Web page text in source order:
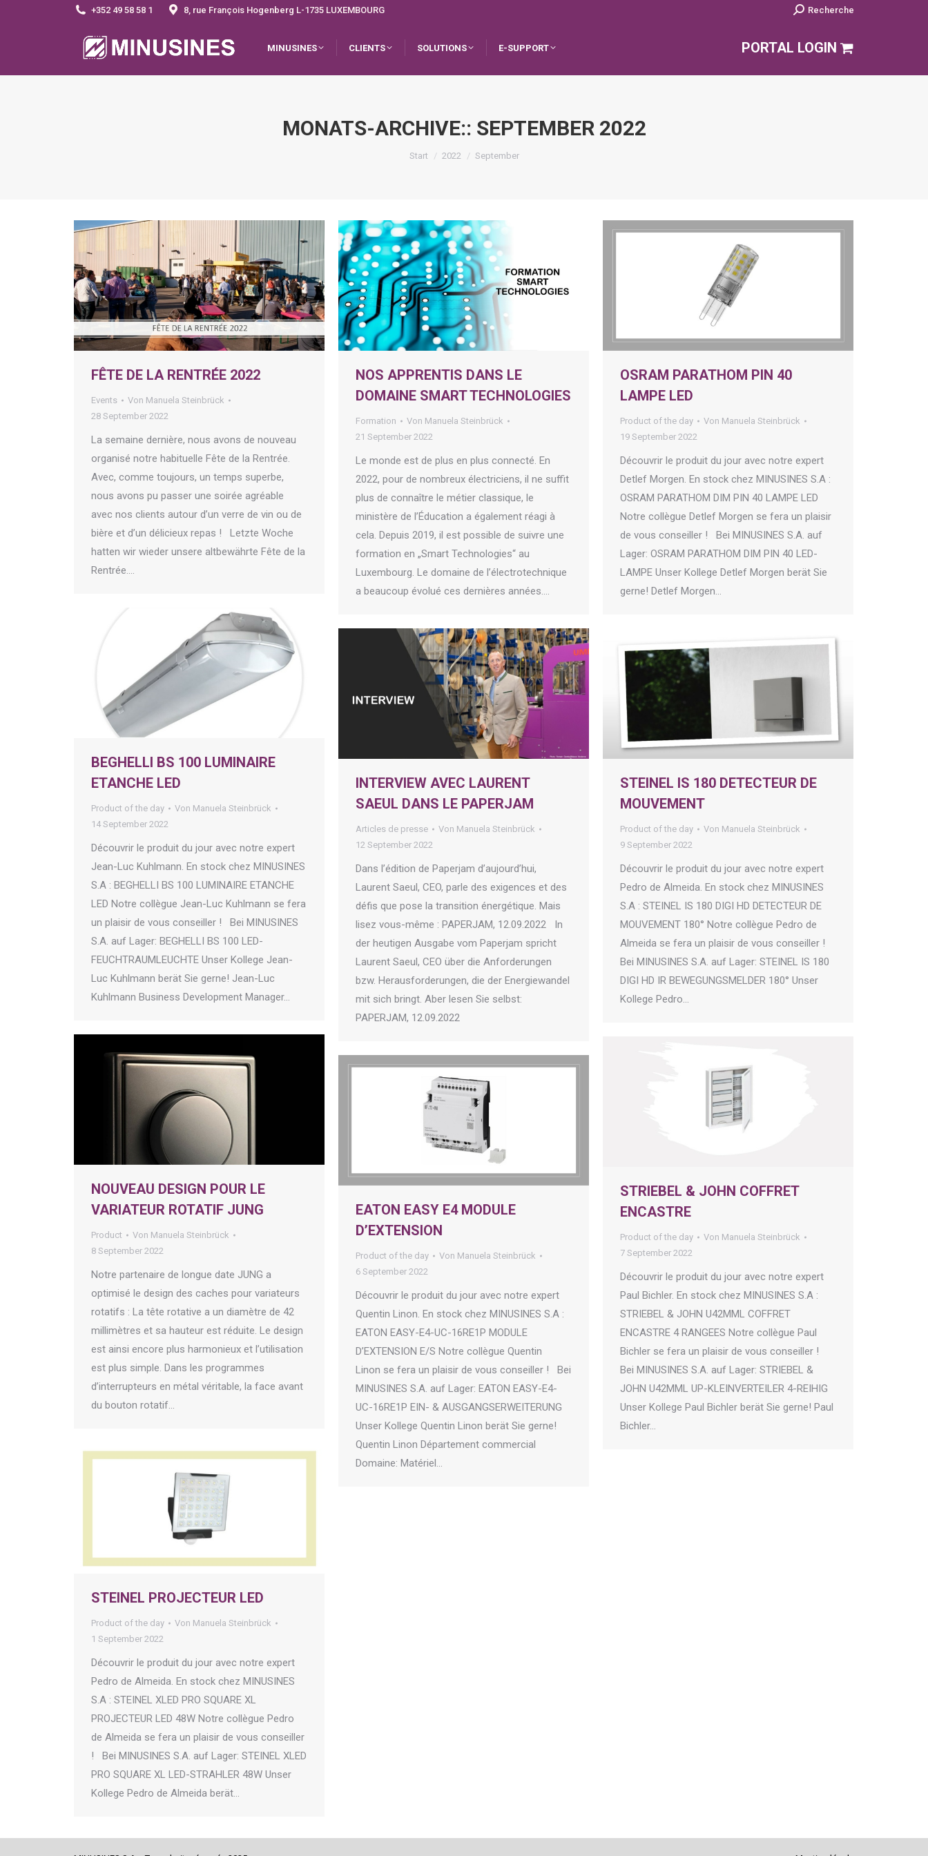
+352 49 58 58 1 8, rue François Hogenberg L-1735 LUXEMBOURG Search:Recherche
MINUSINES CLIENTS SOLUTIONS E-SUPPORT PORTAL LOGIN
MONATS-ARCHIVE:: SEPTEMBER 2022
Sie befinden sich hier:
Start 2022 September
FÊTE DE LA RENTRÉE 2022
Events Von Manuela Steinbrück
28 September 2022
La semaine dernière, nous avons de nouveau
organisé notre habituelle Fête de la Rentrée.
Avec, comme toujours, un temps superbe,
nous avons pu passer une soirée agréable
avec nos clients autour d’un verre de vin ou de
bière et d’un délicieux repas ! Letzte Woche
hatten wir wieder unsere altbewährte Fête de la
Rentrée.…
NOS APPRENTIS DANS LE
DOMAINE SMART TECHNOLOGIES
Formation Von Manuela Steinbrück
21 September 2022
Le monde est de plus en plus connecté. En
2022, pour de nombreux électriciens, il ne suffit
plus de connaître le métier classique, le
ministère de l’Éducation a également réagi à
cela. Depuis 2019, il est possible de suivre une
formation en „Smart Technologies“ au
Luxembourg. Le domaine de l’électrotechnique
a beaucoup évolué ces dernières années.…
OSRAM PARATHOM PIN 40
LAMPE LED
Product of the day Von Manuela Steinbrück
19 September 2022
Découvrir le produit du jour avec notre expert
Detlef Morgen. En stock chez MINUSINES S.A :
OSRAM PARATHOM DIM PIN 40 LAMPE LED
Notre collègue Detlef Morgen se fera un plaisir
de vous conseiller ! Bei MINUSINES S.A. auf
Lager: OSRAM PARATHOM DIM PIN 40 LED-
LAMPE Unser Kollege Detlef Morgen berät Sie
gerne! Detlef Morgen…
BEGHELLI BS 100 LUMINAIRE
ETANCHE LED
Product of the day Von Manuela Steinbrück
14 September 2022
Découvrir le produit du jour avec notre expert
Jean-Luc Kuhlmann. En stock chez MINUSINES
S.A : BEGHELLI BS 100 LUMINAIRE ETANCHE
LED Notre collègue Jean-Luc Kuhlmann se fera
un plaisir de vous conseiller ! Bei MINUSINES
S.A. auf Lager: BEGHELLI BS 100 LED-
FEUCHTRAUMLEUCHTE Unser Kollege Jean-
Luc Kuhlmann berät Sie gerne! Jean-Luc
Kuhlmann Business Development Manager…
INTERVIEW AVEC LAURENT
SAEUL DANS LE PAPERJAM
Articles de presse Von Manuela Steinbrück
12 September 2022
Dans l’édition de Paperjam d’aujourd’hui,
Laurent Saeul, CEO, parle des exigences et des
défis que pose la transition énergétique. Mais
lisez vous-même : PAPERJAM, 12.09.2022 In
der heutigen Ausgabe vom Paperjam spricht
Laurent Saeul, CEO über die Anforderungen
bzw. Herausforderungen, die der Energiewandel
mit sich bringt. Aber lesen Sie selbst:
PAPERJAM, 12.09.2022
STEINEL IS 180 DETECTEUR DE
MOUVEMENT
Product of the day Von Manuela Steinbrück
9 September 2022
Découvrir le produit du jour avec notre expert
Pedro de Almeida. En stock chez MINUSINES
S.A : STEINEL IS 180 DIGI HD DETECTEUR DE
MOUVEMENT 180° Notre collègue Pedro de
Almeida se fera un plaisir de vous conseiller !
Bei MINUSINES S.A. auf Lager: STEINEL IS 180
DIGI HD IR BEWEGUNGSMELDER 180° Unser
Kollege Pedro…
NOUVEAU DESIGN POUR LE
VARIATEUR ROTATIF JUNG
Product Von Manuela Steinbrück
8 September 2022
Notre partenaire de longue date JUNG a
optimisé le design des caches pour variateurs
rotatifs : La tête rotative a un diamètre de 42
millimètres et sa hauteur est réduite. Le design
est ainsi encore plus harmonieux et l’utilisation
est plus simple. Dans les programmes
d’interrupteurs en métal véritable, la face avant
du bouton rotatif…
STRIEBEL & JOHN COFFRET
ENCASTRE
Product of the day Von Manuela Steinbrück
7 September 2022
Découvrir le produit du jour avec notre expert
Paul Bichler. En stock chez MINUSINES S.A :
STRIEBEL & JOHN U42MML COFFRET
ENCASTRE 4 RANGEES Notre collègue Paul
Bichler se fera un plaisir de vous conseiller !
Bei MINUSINES S.A. auf Lager: STRIEBEL &
JOHN U42MML UP-KLEINVERTEILER 4-REIHIG
Unser Kollege Paul Bichler berät Sie gerne! Paul
Bichler…
EATON EASY E4 MODULE
D’EXTENSION
Product of the day Von Manuela Steinbrück
6 September 2022
Découvrir le produit du jour avec notre expert
Quentin Linon. En stock chez MINUSINES S.A :
EATON EASY-E4-UC-16RE1P MODULE
D’EXTENSION E/S Notre collègue Quentin
Linon se fera un plaisir de vous conseiller ! Bei
MINUSINES S.A. auf Lager: EATON EASY-E4-
UC-16RE1P EIN- & AUSGANGSERWEITERUNG
Unser Kollege Quentin Linon berät Sie gerne!
Quentin Linon Département commercial
Domaine: Matériel…
STEINEL PROJECTEUR LED
Product of the day Von Manuela Steinbrück
1 September 2022
Découvrir le produit du jour avec notre expert
Pedro de Almeida. En stock chez MINUSINES
S.A : STEINEL XLED PRO SQUARE XL
PROJECTEUR LED 48W Notre collègue Pedro
de Almeida se fera un plaisir de vous conseiller
! Bei MINUSINES S.A. auf Lager: STEINEL XLED
PRO SQUARE XL LED-STRAHLER 48W Unser
Kollege Pedro de Almeida berät…